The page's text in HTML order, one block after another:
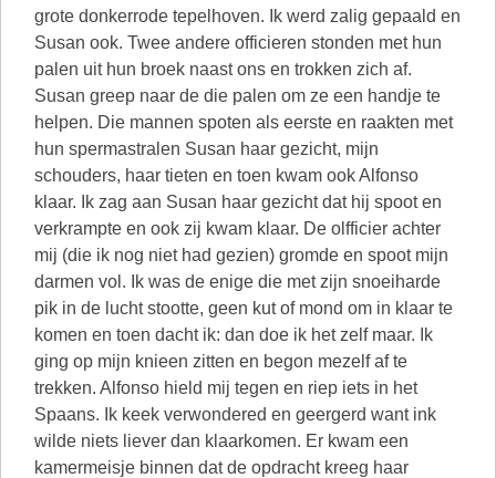
grote donkerrode tepelhoven. Ik werd zalig gepaald en
Susan ook. Twee andere officieren stonden met hun
palen uit hun broek naast ons en trokken zich af.
Susan greep naar de die palen om ze een handje te
helpen. Die mannen spoten als eerste en raakten met
hun spermastralen Susan haar gezicht, mijn
schouders, haar tieten en toen kwam ook Alfonso
klaar. Ik zag aan Susan haar gezicht dat hij spoot en
verkrampte en ook zij kwam klaar. De olfficier achter
mij (die ik nog niet had gezien) gromde en spoot mijn
darmen vol. Ik was de enige die met zijn snoeiharde
pik in de lucht stootte, geen kut of mond om in klaar te
komen en toen dacht ik: dan doe ik het zelf maar. Ik
ging op mijn knieen zitten en begon mezelf af te
trekken. Alfonso hield mij tegen en riep iets in het
Spaans. Ik keek verwondered en geergerd want ink
wilde niets liever dan klaarkomen. Er kwam een
kamermeisje binnen dat de opdracht kreeg haar